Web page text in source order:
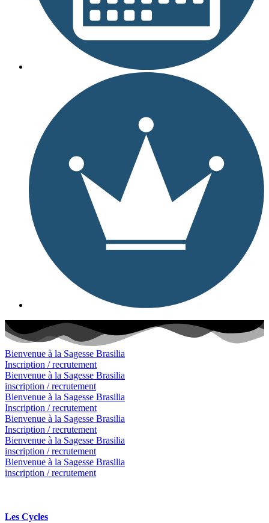
Bienvenue à la Sagesse Brasilia
Inscription / recrutement
Bienvenue à la Sagesse Brasilia
inscription / recrutement
Bienvenue à la Sagesse Brasilia
Inscription / recrutement
Bienvenue à la Sagesse Brasilia
Inscription / recrutement
Bienvenue à la Sagesse Brasilia
inscription / recrutement
Bienvenue à la Sagesse Brasilia
inscription / recrutement
Les Cycles